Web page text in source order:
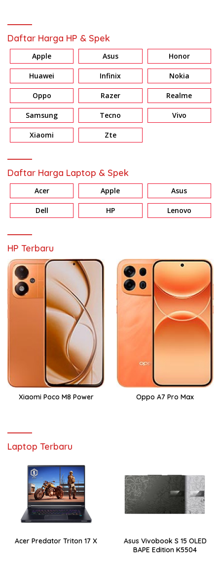
Daftar Harga HP & Spek
Apple Asus Honor
Huawei Infinix Nokia
Oppo Razer Realme
Samsung Tecno Vivo
Xiaomi Zte
Daftar Harga Laptop & Spek
Acer Apple Asus
Dell HP Lenovo
HP Terbaru
Xiaomi Poco M8 Power Oppo A7 Pro Max
Laptop Terbaru
Acer Predator Triton 17 X
Asus Vivobook S 15 OLED
BAPE Edition K5504